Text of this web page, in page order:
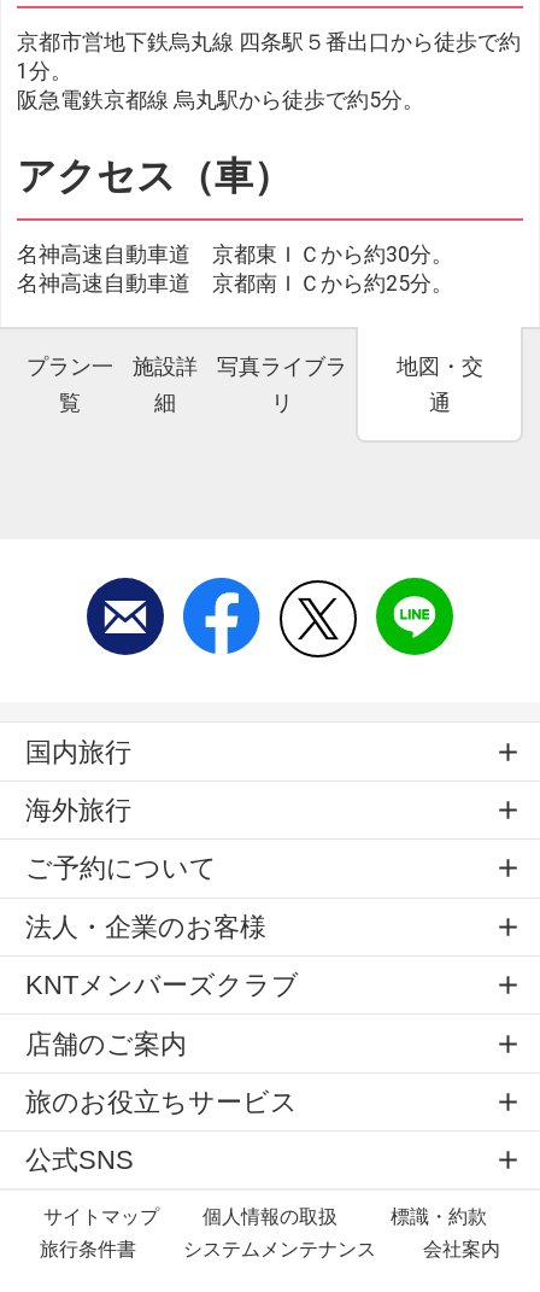
京都市営地下鉄烏丸線 四条駅５番出口から徒歩で約
1分。
阪急電鉄京都線 烏丸駅から徒歩で約5分。
アクセス（車）
名神高速自動車道 京都東ＩＣから約30分。
名神高速自動車道 京都南ＩＣから約25分。
プラン一
覧
施設詳
細
写真ライブラ
リ
地図・交
通
国内旅行
海外旅行
ご予約について
法人・企業のお客様
KNTメンバーズクラブ
店舗のご案内
旅のお役立ちサービス
公式SNS
サイトマップ 個人情報の取扱
標識・約款
旅行条件書
システムメンテナンス 会社案内